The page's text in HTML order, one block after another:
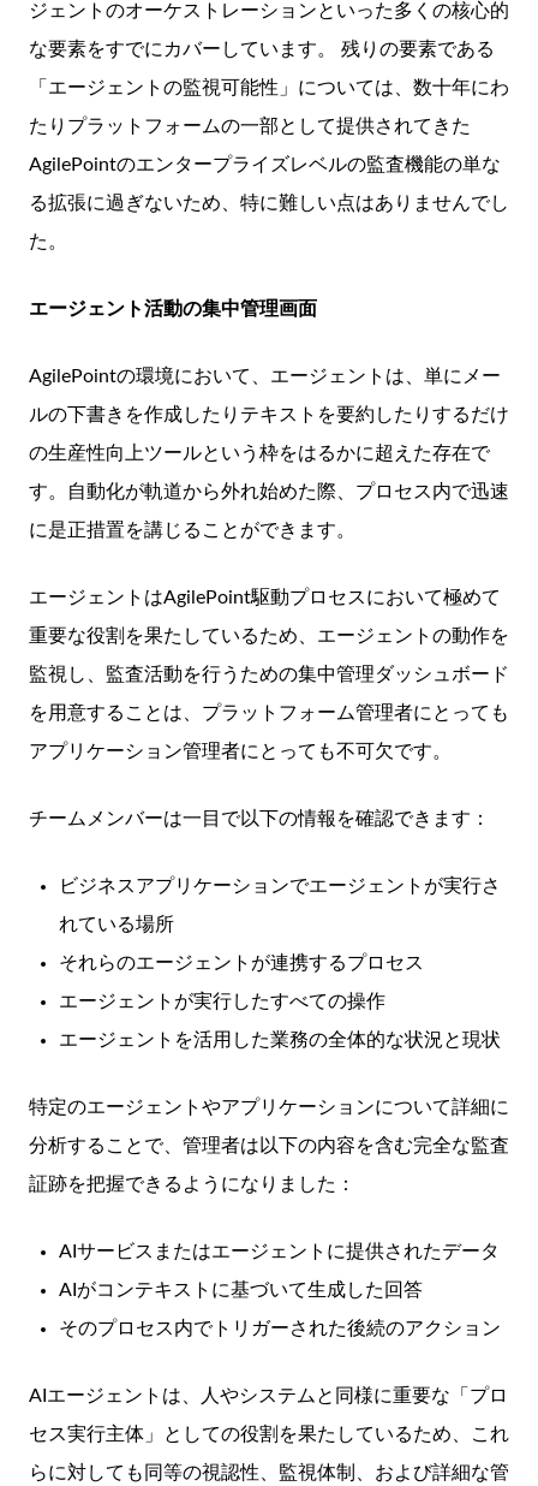
ジェントのオーケストレーションといった多くの核心的
な要素をすでにカバーしています。
残りの要素である
「エージェントの監視可能性」については、数十年にわ
たりプラットフォームの一部として提供されてきた
AgilePointのエンタープライズレベルの監査機能の単な
る拡張に過ぎないため、特に難しい点はありませんでし
た。
エージェント活動の集中管理画面
AgilePointの環境において、エージェントは、単にメー
ルの下書きを作成したりテキストを要約したりするだけ
の生産性向上ツールという枠をはるかに超えた存在で
す。自動化が軌道から外れ始めた際、プロセス内で迅速
に是正措置を講じることができます。
エージェントはAgilePoint駆動プロセスにおいて極めて
重要な役割を果たしているため、エージェントの動作を
監視し、監査活動を行うための集中管理ダッシュボード
を用意することは、プラットフォーム管理者にとっても
アプリケーション管理者にとっても不可欠です。
チームメンバーは一目で以下の情報を確認できます：
ビジネスアプリケーションでエージェントが実行さ
れている場所
それらのエージェントが連携するプロセス
エージェントが実行したすべての操作
エージェントを活用した業務の全体的な状況と現状
特定のエージェントやアプリケーションについて詳細に
分析することで、管理者は以下の内容を含む完全な監査
証跡を把握できるようになりました：
AIサービスまたはエージェントに提供されたデータ
AIがコンテキストに基づいて生成した回答
そのプロセス内でトリガーされた後続のアクション
AIエージェントは、人やシステムと同様に重要な「プロ
セス実行主体」としての役割を果たしているため、これ
らに対しても同等の視認性、監視体制、および詳細な管